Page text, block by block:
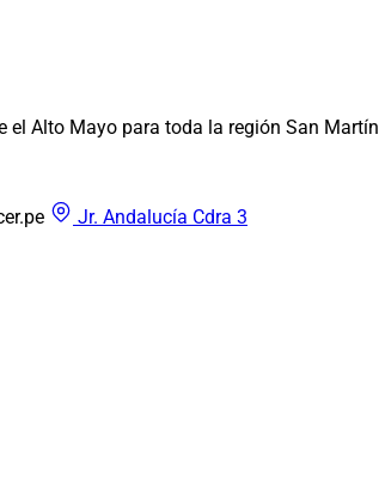
el Alto Mayo para toda la región San Martín
Jr. Andalucía Cdra 3